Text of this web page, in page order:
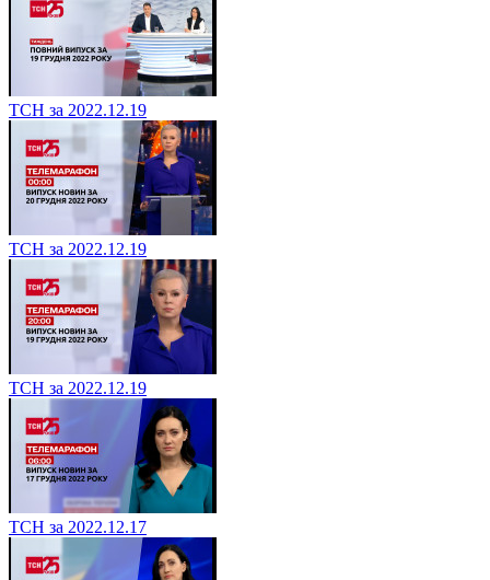
ТСН за 2022.12.19
ТСН за 2022.12.19
ТСН за 2022.12.19
ТСН за 2022.12.17